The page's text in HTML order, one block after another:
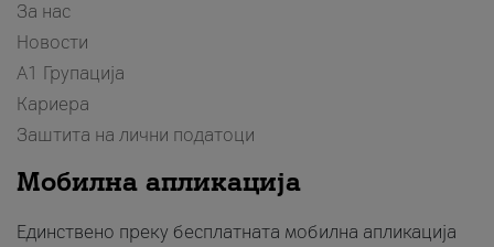
За нас
Новости
А1 Групација
Кариера
Заштита на лични податоци
Мобилна апликација
Единствено преку бесплатната мобилна апликација